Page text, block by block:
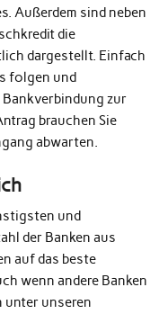
Außerdem sind neben
die
dargestellt. Einfach
folgen und
Bankverbindung zur
brauchen Sie
abwarten.
und
der Banken aus
auf das beste
wenn andere Banken
unter unseren